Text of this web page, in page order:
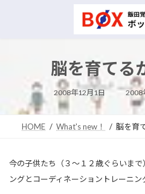
脳を育てる
2008年12月1日
最
終
更
新
時
:
2008
HOME What's new！ 脳を育
今の子供たち（３～１２歳ぐらいま
ングとコーディネーショントレーニン